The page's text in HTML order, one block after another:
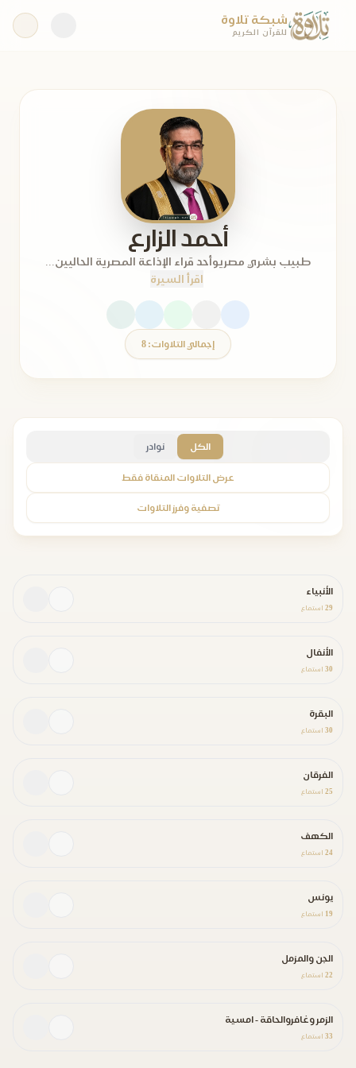
شبكة تلاوة
للقرآن الكريم
أحمد الزارع
طبيب بشري مصريوأحد قراء الإذاعة المصرية الحاليين...
اقرأ السيرة
إجمالي التلاوات: 8
الكل نوادر
عرض التلاوات المنقاة فقط
تصفية وفرز التلاوات
الأنبياء
29 استماع
الأنفال
30 استماع
البقرة
30 استماع
الفرقان
25 استماع
الكهف
24 استماع
يونس
19 استماع
الجن والمزمل
22 استماع
الزمر وغافروالحاقة - امسية
33 استماع